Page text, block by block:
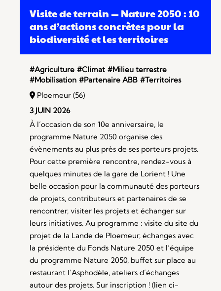
Visite de terrain — Nature 2050 : 10
ans d’actions concrètes pour la
biodiversité et les territoires
#Agriculture #Climat #Milieu terrestre
#Mobilisation #Partenaire ABB #Territoires
Ploemeur (56)
3 JUIN 2026
À l’occasion de son 10e anniversaire, le
programme Nature 2050 organise des
évènements au plus près de ses porteurs projets.
Pour cette première rencontre, rendez-vous à
quelques minutes de la gare de Lorient ! Une
belle occasion pour la communauté des porteurs
de projets, contributeurs et partenaires de se
rencontrer, visiter les projets et échanger sur
leurs initiatives. Au programme : visite du site du
projet de la Lande de Ploemeur, échanges avec
la présidente du Fonds Nature 2050 et l’équipe
du programme Nature 2050, buffet sur place au
restaurant l’Asphodèle, ateliers d’échanges
autour des projets. Sur inscription ! (lien ci-